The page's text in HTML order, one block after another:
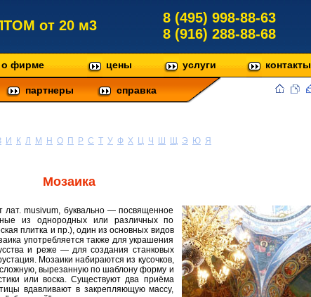
от 20 м3
8 (495) 998-88-63
8 (916) 288-88-68
о фирме цены услуги контакты
партнеры справка
И К Л М Н О П Р С Т У Ф Х Ц Ч Ш Щ Э Ю Я
Мозаика
musivum, буквально — посвященное
из однородных или различных по
плитка и пр.), один из основных видов
употребляется также для украшения
и реже — для создания станковых
Мозаики набираются из кусочков,
вырезанную по шаблону форму и
или воска. Существуют два приёма
вдавливают в закрепляющую массу,